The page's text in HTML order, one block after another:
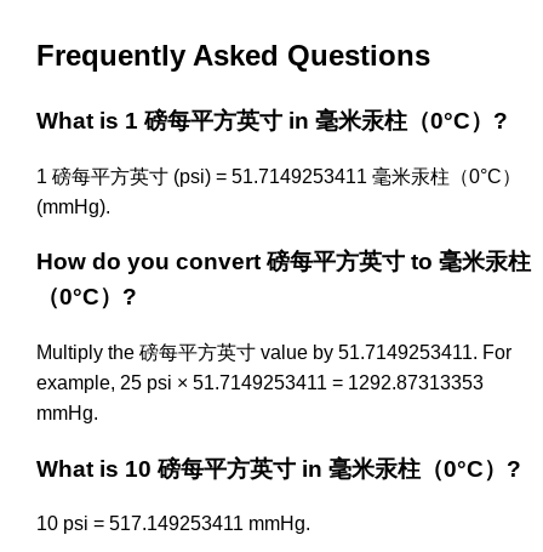
Frequently Asked Questions
What is 1 磅每平方英寸 in 毫米汞柱（0°C）?
1 磅每平方英寸 (psi) = 51.7149253411 毫米汞柱（0°C）
(mmHg).
How do you convert 磅每平方英寸 to 毫米汞柱
（0°C）?
Multiply the 磅每平方英寸 value by 51.7149253411. For
example, 25 psi × 51.7149253411 = 1292.87313353
mmHg.
What is 10 磅每平方英寸 in 毫米汞柱（0°C）?
10 psi = 517.149253411 mmHg.